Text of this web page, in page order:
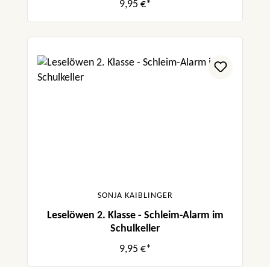
9,95 €*
SONJA KAIBLINGER
Leselöwen 2. Klasse - Schleim-Alarm im
Schulkeller
9,95 €*